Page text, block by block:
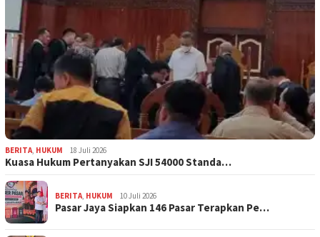
BERITA, HUKUM 18 Juli 2026
Kuasa Hukum Pertanyakan SJI 54000 Standa…
BERITA, HUKUM 10 Juli 2026
Pasar Jaya Siapkan 146 Pasar Terapkan Pe…